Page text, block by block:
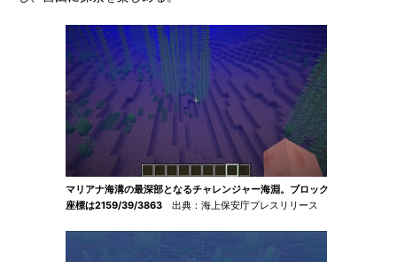
マリアナ海溝の最深部となるチャレンジャー海淵。ブロック
座標は2159/39/3863 出典：海上保安庁プレスリリース